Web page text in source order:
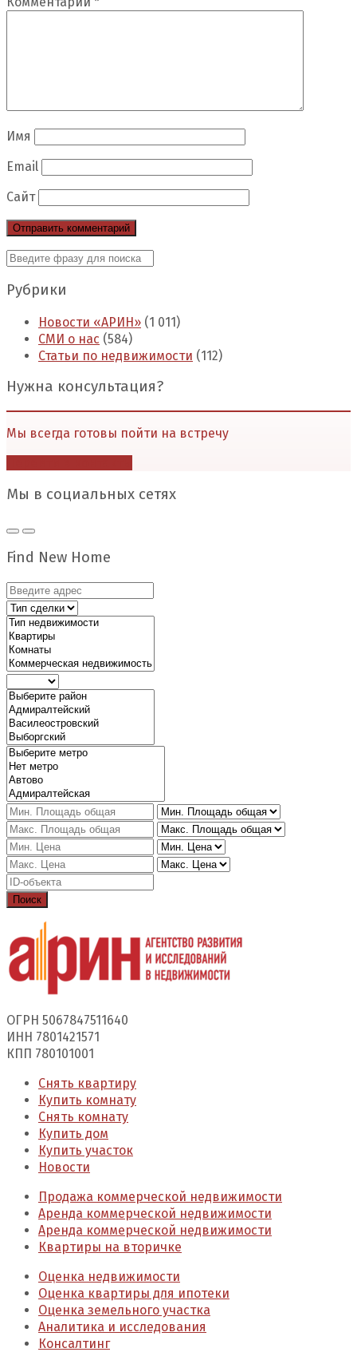
Имя
Email
Сайт
Рубрики
Новости «АРИН» (1 011)
СМИ о нас (584)
Статьи по недвижимости (112)
Нужна консультация?
Мы всегда готовы пойти на встречу
Мы в социальных сетях
Find New Home
Поиск
ОГРН 5067847511640
ИНН 7801421571
КПП 780101001
Снять квартиру
Купить комнату
Снять комнату
Купить дом
Купить участок
Новости
Продажа коммерческой недвижимости
Аренда коммерческой недвижимости
Аренда коммерческой недвижимости
Квартиры на вторичке
Оценка недвижимости
Оценка квартиры для ипотеки
Оценка земельного участка
Аналитика и исследования
Консалтинг